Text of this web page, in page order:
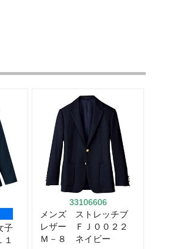
子
33106606
メンズ ストレッチブ
レザー ＦＪ００２２
Ｍ－８ ネイビー